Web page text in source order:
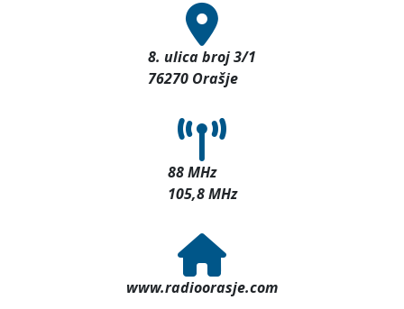
8. ulica broj 3/1
76270 Orašje
88 MHz
105,8 MHz
www.radioorasje.com